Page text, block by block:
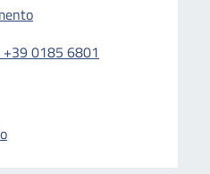
+39 0185 6801